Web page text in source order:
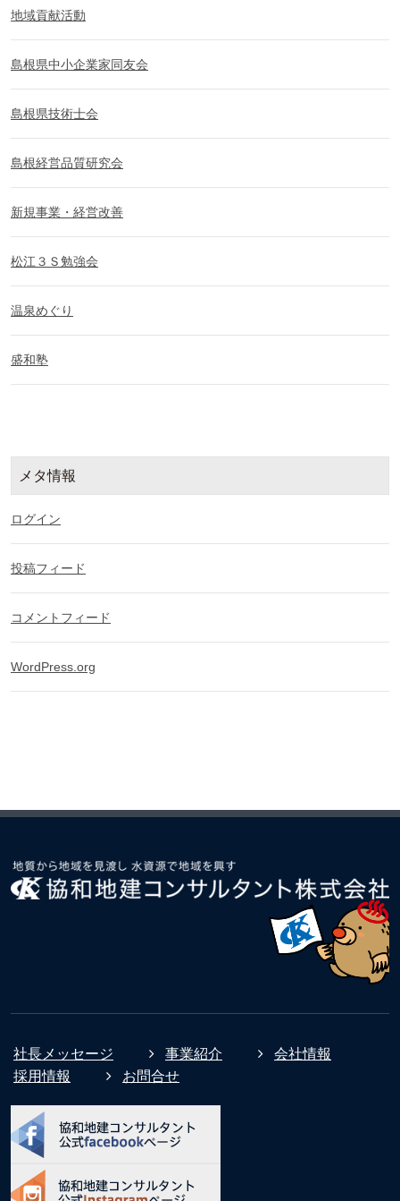
地域貢献活動
島根県中小企業家同友会
島根県技術士会
島根経営品質研究会
新規事業・経営改善
松江３Ｓ勉強会
温泉めぐり
盛和塾
メタ情報
ログイン
投稿フィード
コメントフィード
WordPress.org
社長メッセージ 事業紹介
会社情報
採用情報
お問合せ